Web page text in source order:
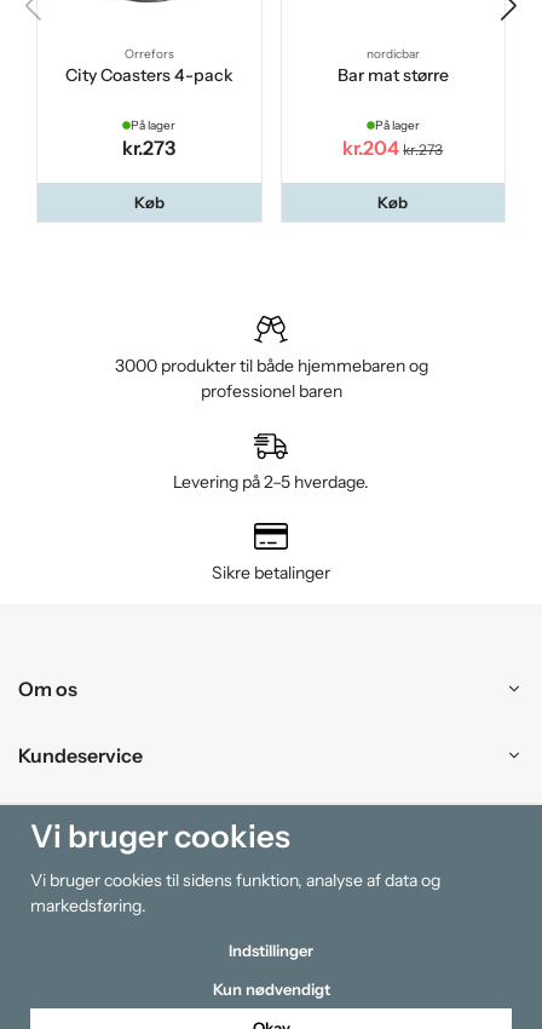
Orrefors
City Coasters 4-pack
På lager
kr.273
Køb
nordicbar
Bar mat større
På lager
kr.204 kr.273
Køb
3000 produkter til både hjemmebaren og
professionel baren
Levering på 2–5 hverdage.
Sikre betalinger
Om os
Kundeservice
Handle ind
Information
Vi bruger cookies
Vi bruger cookies til sidens funktion, analyse af data og
markedsføring.
Indstillinger
Kun nødvendigt